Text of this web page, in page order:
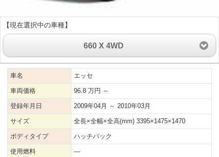
【現在選択中の車種】
660 X 4WD
車名 エッセ
車両価格 96.8 万円 ～
登録年月日 2009年04月 ～ 2010年03月
サイズ 全長×全幅×全高(mm) 3395×1475×1470
ボディタイプ ハッチバック
使用燃料 ―